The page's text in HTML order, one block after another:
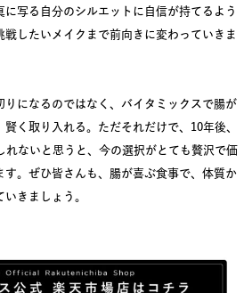
に写る自分のシルエットに自信が持てるよう
戦したいメイクまで前向きに変わっていきま
りになるのではなく、バイタミックスで腸が
く取り入れる。ただそれだけで、10年後、
れないと思うと、今の選択がとても贅沢で価
す。ぜひ皆さんも、腸が喜ぶ食事で、体質か
きましょう。